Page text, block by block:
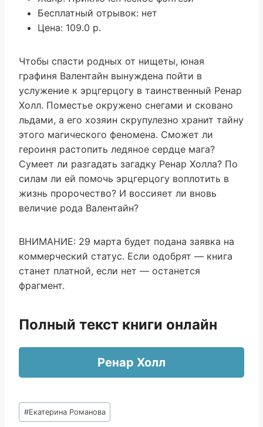
Бесплатный отрывок: нет
Цена: 109.0 р.
Чтобы спасти родных от нищеты, юная
графиня Валентайн вынуждена пойти в
услужение к эрцгерцогу в таинственный Ренар
Холл. Поместье окружено снегами и сковано
льдами, а его хозяин скрупулезно хранит тайну
этого магического феномена. Сможет ли
героиня растопить ледяное сердце мага?
Сумеет ли разгадать загадку Ренар Холла? По
силам ли ей помочь эрцгерцогу воплотить в
жизнь пророчество? И воссияет ли вновь
величие рода Валентайн?
ВНИМАНИЕ: 29 марта будет подана заявка на
коммерческий статус. Если одобрят — книга
станет платной, если нет — останется
фрагмент.
Полный текст книги онлайн
Ренар Холл
Метки
записи:
#Екатерина Романова